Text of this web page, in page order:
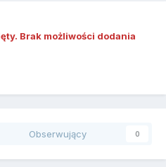
Brak możliwości dodania
Obserwujący 0